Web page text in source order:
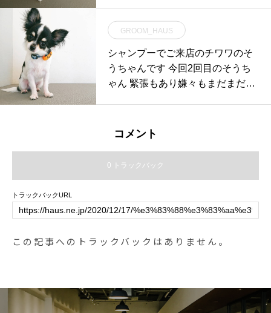
GROOM_HAUS
シャンプーでご来店のチワワのそ
うちゃんです 今回2回目のそうち
ゃん️ 緊張もあり嫌々️もまだまだあ
コメント
0 トラックバック
トラックバックURL
この記事へのトラックバックはありません。